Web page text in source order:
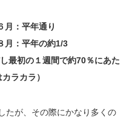
：平年通り
：平年の約1/3
最初の１週間で約70％にあた
ラカラ）
たが、その際にかなり多くの